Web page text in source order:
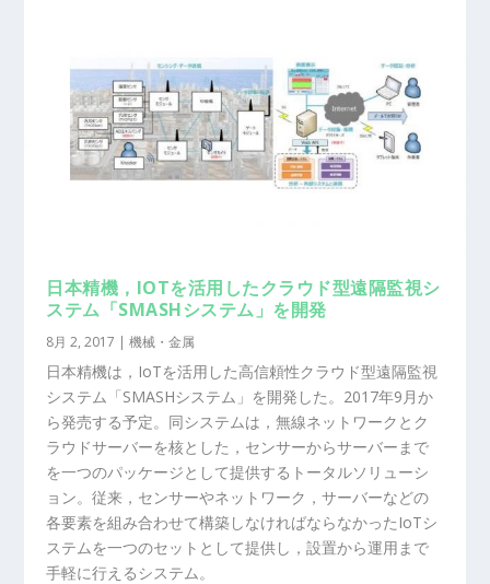
日本精機，IOTを活用したクラウド型遠隔監視シ
ステム「SMASHシステム」を開発
8月 2, 2017 |機械・金属
日本精機は，IoTを活用した高信頼性クラウド型遠隔監視
システム「SMASHシステム」を開発した。2017年9月か
ら発売する予定。同システムは，無線ネットワークとク
ラウドサーバーを核とした，センサーからサーバーまで
を一つのパッケージとして提供するトータルソリューシ
ョン。従来，センサーやネットワーク，サーバーなどの
各要素を組み合わせて構築しなければならなかったIoTシ
ステムを一つのセットとして提供し，設置から運用まで
手軽に行えるシステム。